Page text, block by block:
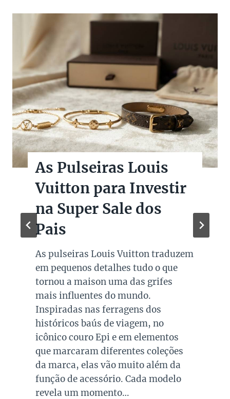
As Pulseiras Louis
Vuitton para Investir
na Super Sale dos
Pais
As pulseiras Louis Vuitton traduzem
em pequenos detalhes tudo o que
tornou a maison uma das grifes
mais influentes do mundo.
Inspiradas nas ferragens dos
históricos baús de viagem, no
icônico couro Epi e em elementos
que marcaram diferentes coleções
da marca, elas vão muito além da
função de acessório. Cada modelo
revela um momento…